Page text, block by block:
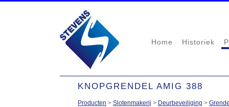
Home Historiek
KNOPGRENDEL AMIG 388
Producten > Slotenmakerij > Deurbeveiliging >